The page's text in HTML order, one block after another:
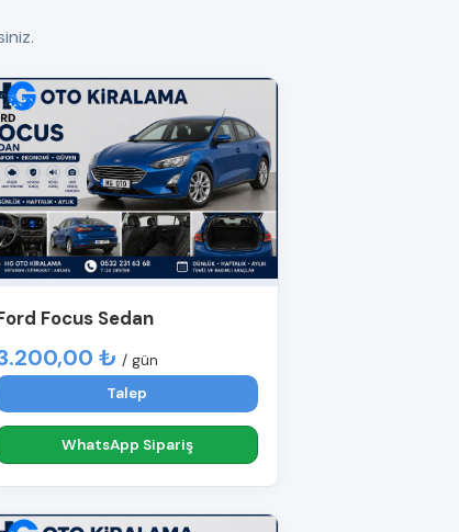
Focus Sedan
₺ / gün
Talep
WhatsApp Sipariş